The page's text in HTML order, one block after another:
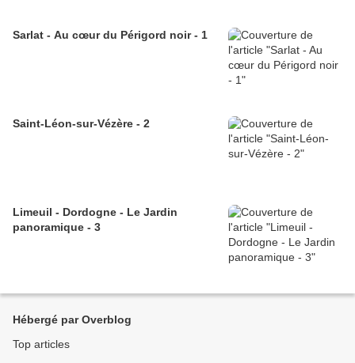
Sarlat - Au cœur du Périgord noir - 1
Saint-Léon-sur-Vézère - 2
Limeuil - Dordogne - Le Jardin
panoramique - 3
Hébergé par Overblog
Top articles